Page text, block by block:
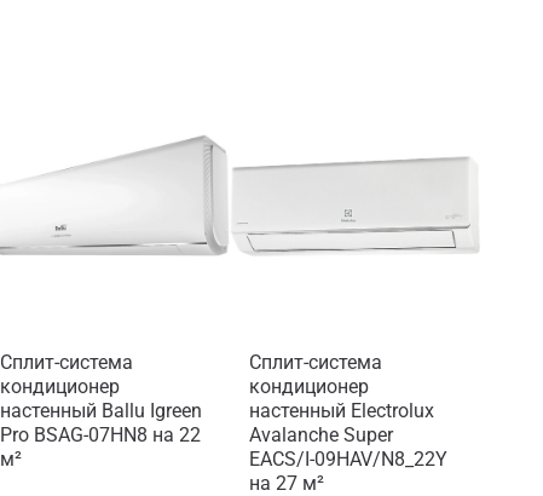
Сплит-система
кондиционер
настенный Ballu Igreen
Pro BSAG-07HN8 на 22
м²
Сплит-система
кондиционер
настенный Electrolux
Avalanche Super
EACS/I-09HAV/N8_22Y
на 27 м²